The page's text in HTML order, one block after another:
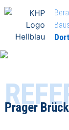
Prager